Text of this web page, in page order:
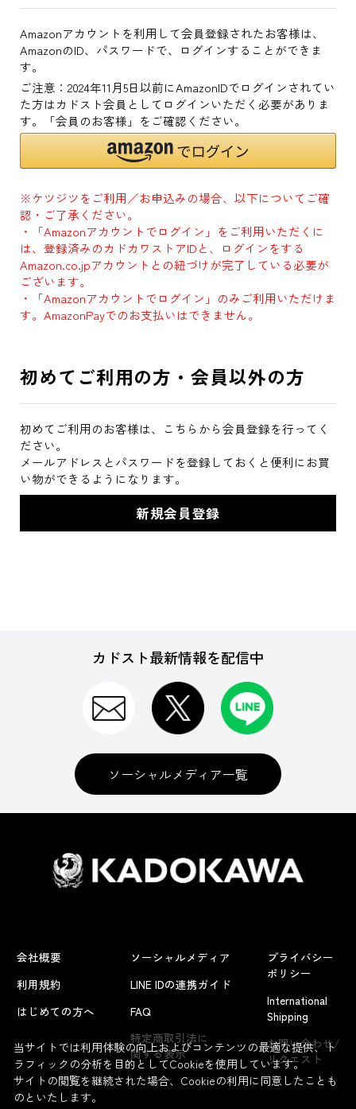
Amazonアカウントを利用して会員登録されたお客様は、
AmazonのID、パスワードで、ログインすることができま
す。
ご注意：2024年11月5日以前にAmazonIDでログインされてい
た方はカドスト会員としてログインいただく必要がありま
す。「会員のお客様」をご確認ください。
※ケツジツをご利用／お申込みの場合、以下についてご確
認・ご了承ください。
・「Amazonアカウントでログイン」をご利用いただくに
は、登録済みのカドカワストアIDと、ログインをする
Amazon.co.jpアカウントとの紐づけが完了している必要が
ございます。
・「Amazonアカウントでログイン」のみご利用いただけま
す。AmazonPayでのお支払いはできません。
初めてご利用の方・会員以外の方
初めてご利用のお客様は、こちらから会員登録を行ってく
ださい。
メールアドレスとパスワードを登録しておくと便利にお買
い物ができるようになります。
カドスト最新情報を配信中
ソーシャルメディア一覧
会社概要
利用規約
はじめての方へ
ソーシャルメディア
LINE IDの連携ガイド
FAQ
特定商取引法に
関する表示
プライバシー
ポリシー
International
Shipping
お問い合わせ/
リクエスト
当サイトでは利用体験の向上およびコンテンツの最適な提供、ト
ラフィックの分析を目的としてCookieを使用しています。
サイトの閲覧を継続された場合、Cookieの利用に同意したことも
のといたします。